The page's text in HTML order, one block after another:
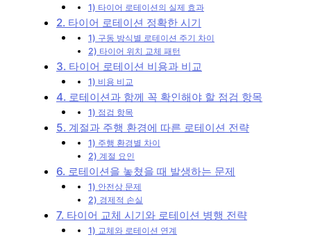
1) 타이어 로테이션의 실제 효과
2. 타이어 로테이션 정확한 시기
1) 구동 방식별 로테이션 주기 차이
2) 타이어 위치 교체 패턴
3. 타이어 로테이션 비용과 비교
1) 비용 비교
4. 로테이션과 함께 꼭 확인해야 할 점검 항목
1) 점검 항목
5. 계절과 주행 환경에 따른 로테이션 전략
1) 주행 환경별 차이
2) 계절 요인
6. 로테이션을 놓쳤을 때 발생하는 문제
1) 안전상 문제
2) 경제적 손실
7. 타이어 교체 시기와 로테이션 병행 전략
1) 교체와 로테이션 연계